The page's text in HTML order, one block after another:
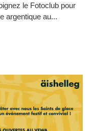
le Fotoclub pour
argentique au...